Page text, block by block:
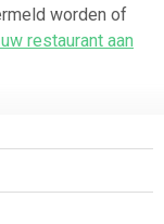
worden of
restaurant aan